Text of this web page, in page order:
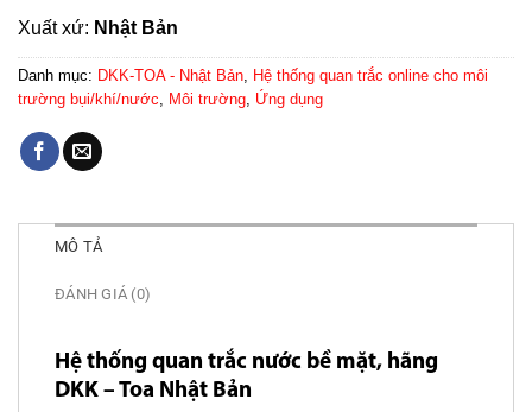
Xuất xứ: Nhật Bản
Danh mục: DKK-TOA - Nhật Bản Hệ thống quan trắc online cho môi
trường bụi/khí/nước
Môi trường Ứng dụng
MÔ TẢ
ĐÁNH GIÁ (0)
Hệ thống quan trắc nước bề mặt, hãng
DKK – Toa Nhật Bản